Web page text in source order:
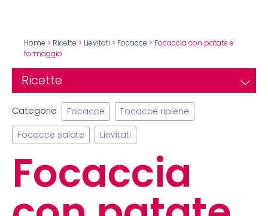
Home > Ricette > Lievitati > Focacce > Focaccia con patate e
formaggio
Ricette
Categorie Focacce Focacce ripiene
Focacce salate Lievitati
Focaccia